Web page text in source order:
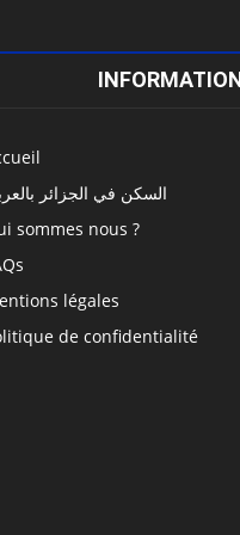
السكن في الجزائر
sommes nous ?
légales
de confidentialité